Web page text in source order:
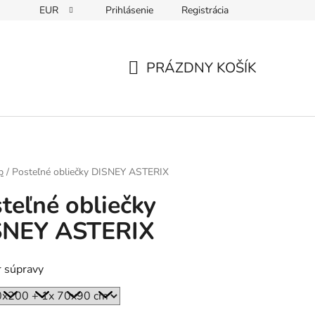
EUR Prihlásenie Registrácia
KOŠÍK
PRÁZDNY KOŠÍK
/ Posteľné obliečky DISNEY ASTERIX
obliečky
ASTERIX
súpravy